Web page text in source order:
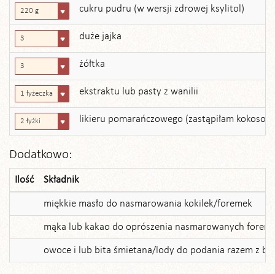
220 g cukru pudru (w wersji zdrowej ksylitol)
3 duże jajka
3 żółtka
1 łyżeczka ekstraktu lub pasty z wanilii
2 łyżki likieru pomarańczowego (zastąpiłam
Dodatkowo:
Ilość Składnik
miękkie masło do nasmarowania kokilek/foremek
mąka lub kakao do oprószenia nasmarowanych
owoce i lub bita śmietana/lody do podania razem z